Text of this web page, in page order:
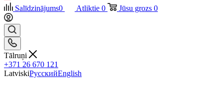
Salīdzinājums0 Atliktie 0 Jūsu grozs 0
Tālruņi
+371 26 670 121
LatviskiРусскийEnglish